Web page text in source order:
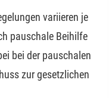
variieren je
pauschale Beihilfe
bei der pauschalen
zur gesetzlichen